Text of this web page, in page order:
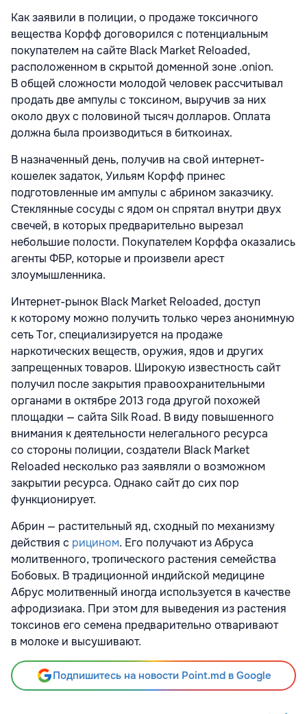
Как заявили в полиции, о продаже токсичного
вещества Корфф договорился с потенциальным
покупателем на сайте Black Market Reloaded,
расположенном в скрытой доменной зоне .onion.
В общей сложности молодой человек рассчитывал
продать две ампулы с токсином, выручив за них
около двух с половиной тысяч долларов. Оплата
должна была производиться в биткоинах.
В назначенный день, получив на свой интернет-
кошелек задаток, Уильям Корфф принес
подготовленные им ампулы с абрином заказчику.
Стеклянные сосуды с ядом он спрятал внутри двух
свечей, в которых предварительно вырезал
небольшие полости. Покупателем Корффа оказались
агенты ФБР, которые и произвели арест
злоумышленника.
Интернет-рынок Black Market Reloaded, доступ
к которому можно получить только через анонимную
сеть Tor, специализируется на продаже
наркотических веществ, оружия, ядов и других
запрещенных товаров. Широкую известность сайт
получил после закрытия правоохранительными
органами в октябре 2013 года другой похожей
площадки — сайта Silk Road. В виду повышенного
внимания к деятельности нелегального ресурса
со стороны полиции, создатели Black Market
Reloaded несколько раз заявляли о возможном
закрытии ресурса. Однако сайт до сих пор
функционирует.
Абрин — растительный яд, сходный по механизму
действия с рицином. Его получают из Абруса
молитвенного, тропического растения семейства
Бобовых. В традиционной индийской медицине
Абрус молитвенный иногда используется в качестве
афродизиака. При этом для выведения из растения
токсинов его семена предварительно отваривают
в молоке и высушивают.
Подпишитесь на новости Point.md в Google